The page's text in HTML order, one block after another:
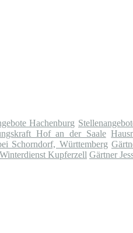
Hachenburg
Hof an der Saale
Schorndorf, Württemberg
Winterdienst Kupferzell Gärtner